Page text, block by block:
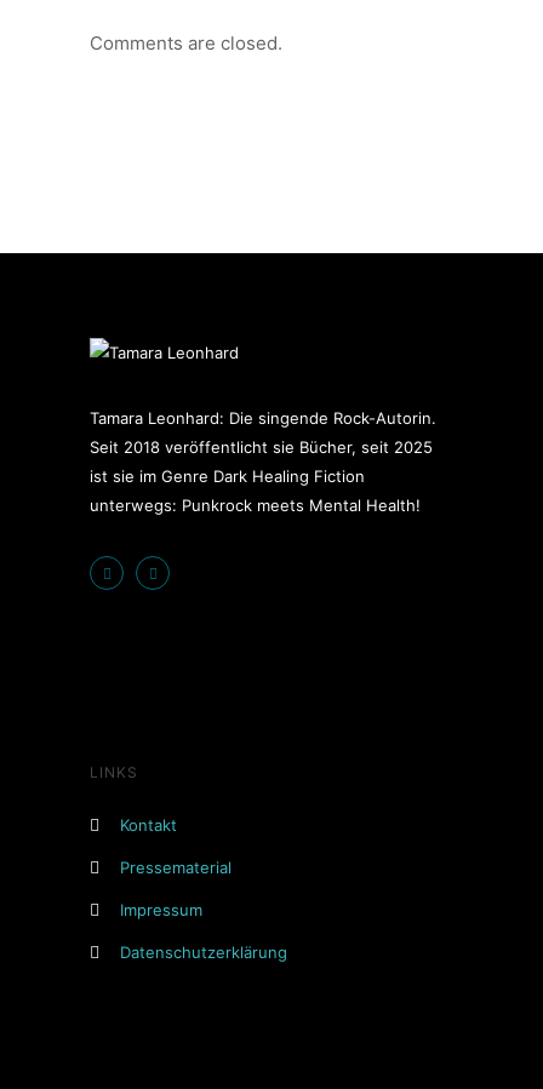
Comments are closed.
Tamara Leonhard: Die singende Rock-Autorin.
Seit 2018 veröffentlicht sie Bücher, seit 2025
ist sie im Genre Dark Healing Fiction
unterwegs: Punkrock meets Mental Health!
LINKS
Kontakt
Pressematerial
Impressum
Datenschutzerklärung